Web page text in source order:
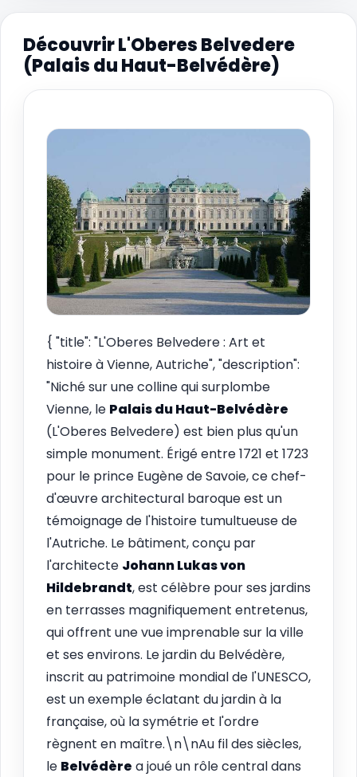
Découvrir L'Oberes Belvedere
(Palais du Haut-Belvédère)
{ "title": "L'Oberes Belvedere : Art et
histoire à Vienne, Autriche", "description":
"Niché sur une colline qui surplombe
Vienne, le Palais du Haut-Belvédère
(L'Oberes Belvedere) est bien plus qu'un
simple monument. Érigé entre 1721 et 1723
pour le prince Eugène de Savoie, ce chef-
d'œuvre architectural baroque est un
témoignage de l'histoire tumultueuse de
l'Autriche. Le bâtiment, conçu par
l'architecte Johann Lukas von
Hildebrandt, est célèbre pour ses jardins
en terrasses magnifiquement entretenus,
qui offrent une vue imprenable sur la ville
et ses environs. Le jardin du Belvédère,
inscrit au patrimoine mondial de l'UNESCO,
est un exemple éclatant du jardin à la
française, où la symétrie et l'ordre
règnent en maître.\n\nAu fil des siècles,
le Belvédère a joué un rôle central dans